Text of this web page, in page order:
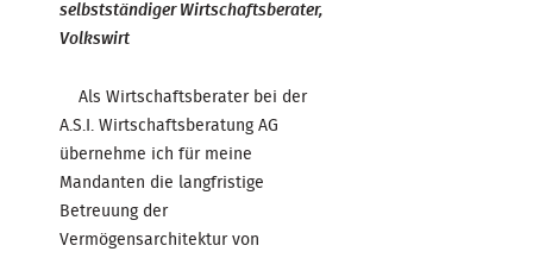
selbstständiger Wirtschaftsberater,
Volkswirt
Als Wirtschaftsberater bei der
A.S.I. Wirtschaftsberatung AG
übernehme ich für meine
Mandanten die langfristige
Betreuung der
Vermögensarchitektur von